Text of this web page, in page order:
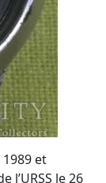
et
l’URSS le 26